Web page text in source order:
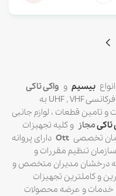
انواع بیسیم و واکی تاکی
و تجهیزات رادیویی در ایران در باند فرکانسی UHF , VHF به
و تامین قطعات ، لوازم جانبی
تاکیمجاز و کلیه تجهیزات
تخصصی Ott دارای پروانه
تنظیم مقررات و
با بیش از ۲۵ سال سابقه درخشان مدیران متخصص و
و کاملترین تجهیزات
خدمات و عرضه محصولات